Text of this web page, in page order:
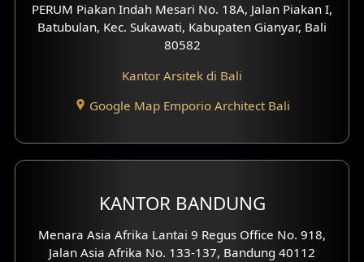
Desain Perumahan
Desain Interior Perumahan
Desain Interior Ruko
Desain Interior Kantor
PERUM Piakan Indah Mesari No. 18A, Jalan Piakan I,
Batubulan, Kec. Sukawati, Kabupaten Gianyar, Bali
80582
Kantor Arsitek di Bali
Google Map Emporio Architect Bali
KANTOR BANDUNG
Menara Asia Afrika Lantai 9 Regus Office No. 918,
Jalan Asia Afrika No. 133-137, Bandung 40112